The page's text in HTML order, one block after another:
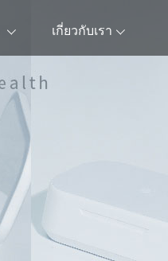
เกี่ยวกับเรา